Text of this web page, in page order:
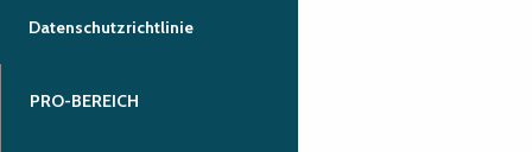
Datenschutzrichtlinie
PRO-BEREICH